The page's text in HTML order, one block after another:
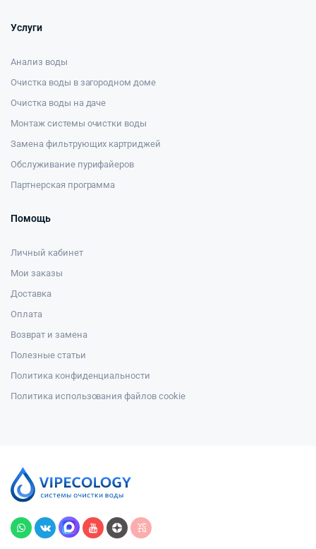
Услуги
Анализ воды
Очистка воды в загородном доме
Очистка воды на даче
Монтаж системы очистки воды
Замена фильтрующих картриджей
Обслуживание пурифайеров
Партнерская программа
Помощь
Личный кабинет
Мои заказы
Доставка
Оплата
Возврат и замена
Полезные статьи
Политика конфиденциальности
Политика использования файлов cookie